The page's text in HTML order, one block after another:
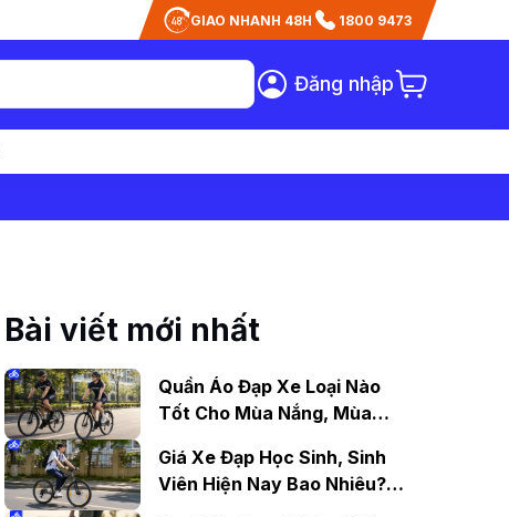
GIAO NHANH 48H 1800 9473
Đăng nhập
Bài viết mới nhất
Quần Áo Đạp Xe Loại Nào
Tốt Cho Mùa Nắng, Mùa
Giá Xe Đạp Học Sinh, Sinh
Viên Hiện Nay Bao Nhiêu?